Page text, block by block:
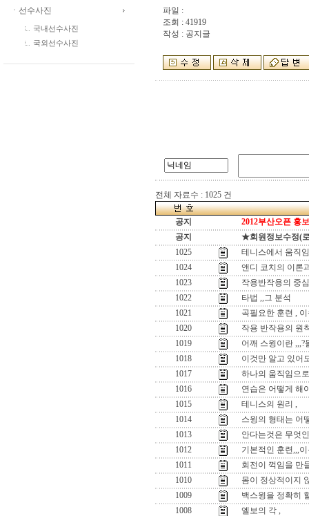
ㆍ선수사진
국내선수사진
국외선수사진
파일 :
조회 : 41919
작성 : 공지글
전체 자료수 : 1025 건
공지
2012부산오픈 홍
공지
★회원정보수정(
1025
테니스에서 움직
1024
앤디 코치의 이론
1023
작용반작용의 중
1022
타법 ,,그 분석
1021
곡필요한 훈련 ,
1020
작용 반작용의 원
1019
어깨 스윙이란
1018
이것만 알고 있어
1017
하나의 움직임으
1016
연습은 어떻게 해
1015
테니스의 원리 ,
1014
스윙의 형태는 어
1013
안다는것은 무엇
1012
기본적인 훈련,,,
1011
회전이 꺽임을 만
1010
몸이 정상적이지
1009
백스윙을 정확히
1008
엘보의 각 ,